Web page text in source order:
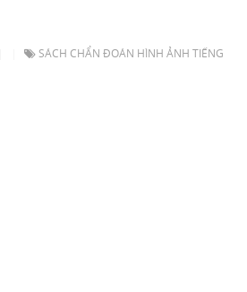
SÁCH CHẨN ĐOÁN HÌNH ẢNH TIẾNG